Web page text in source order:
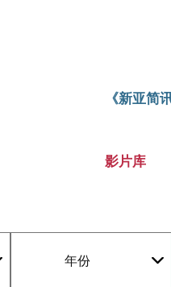
《新亚简
影片库
年份